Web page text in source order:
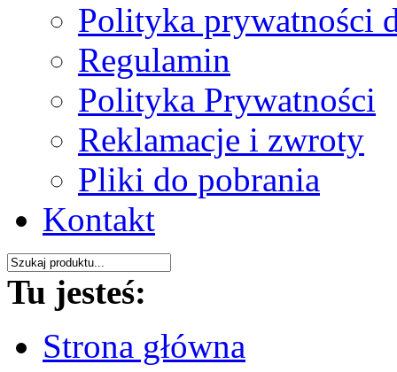
Polityka prywatności
Regulamin
Polityka Prywatności
Reklamacje i zwroty
Pliki do pobrania
Kontakt
Tu jesteś:
Strona główna